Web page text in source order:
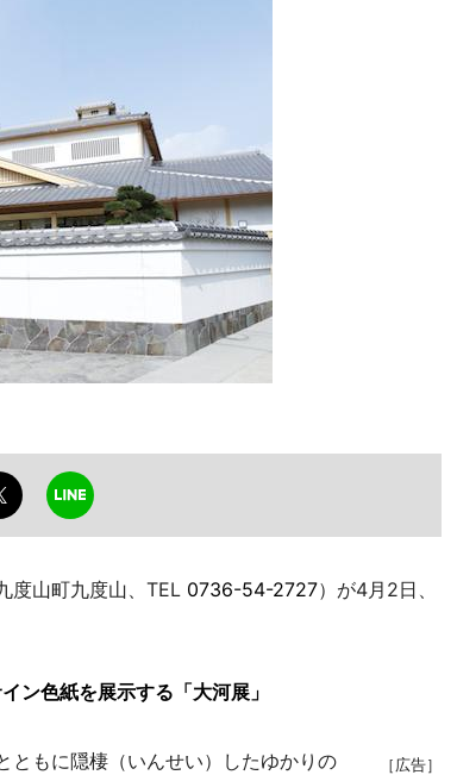
度山町九度山、TEL 0736-54-2727）が4月2日、
ン色紙を展示する「大河展」
［広告］
もに隠棲（いんせい）したゆかりの